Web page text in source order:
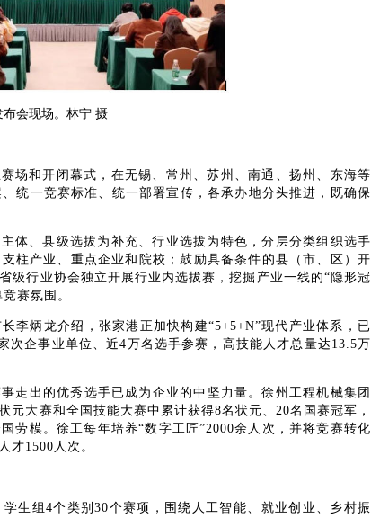
布会现场。林宁 摄
场和开闭幕式，在无锡、常州、苏州、南通、扬州、东海等
统一竞赛标准、统一部署宣传，各承办地分头推进，既确保
体、县级选拔为补充、行业选拔为特色，分层分类组织选手
柱产业、重点企业和院校；鼓励具备条件的县（市、区）开
级行业协会独立开展行业内选拔赛，挖掘产业一线的“隐形冠
赛氛围。
李炳龙介绍，张家港正加快构建“5+5+N”现代产业体系，已
次企事业单位、近4万名选手参赛，高技能人才总量达13.5万
走出的优秀选手已成为企业的中坚力量。徐州工程机械集团
元大赛和全国技能大赛中累计获得8名状元、20名国赛冠军，
劳模。徐工每年培养“数字工匠”2000余人次，并将竞赛转化
才1500人次。
生组 4个类别30个赛项，围绕人工智能、就业创业、乡村振